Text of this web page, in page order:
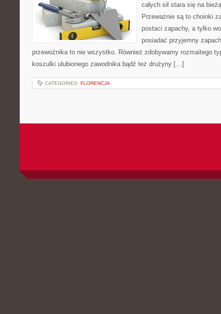
całych sił stara się na
Przeważnie są to choinki
postaci zapachy, a tylko
posiadać przyjemny
przewoźnika to nie wszystko. Również zdobywamy rozmaitego
koszulki ulubionego zawodnika bądź też drużyny […]
CATEGORIES: FLORENCJA